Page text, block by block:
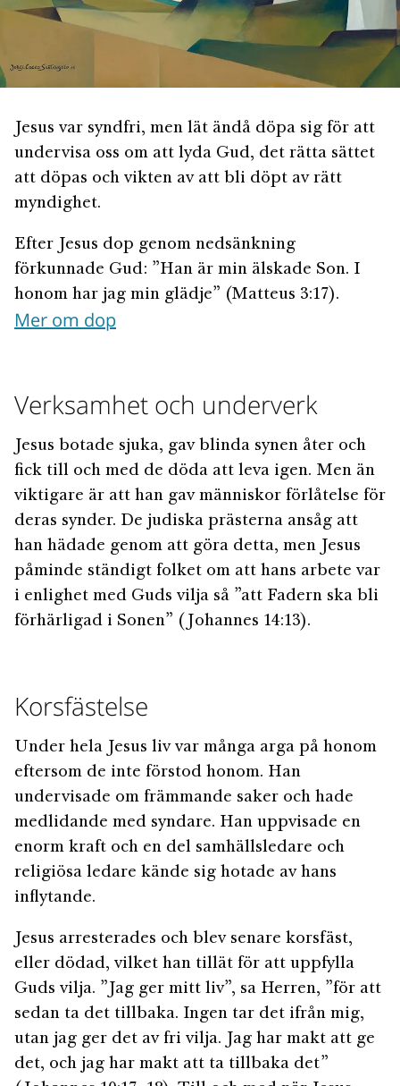
Jesus var syndfri, men lät ändå döpa sig för att
undervisa oss om att lyda Gud, det rätta sättet
att döpas och vikten av att bli döpt av rätt
myndighet.
Efter Jesus dop genom nedsänkning
förkunnade Gud: ”Han är min älskade Son. I
honom har jag min glädje” (Matteus 3:17).
Mer om dop
Verksamhet och underverk
Jesus botade sjuka, gav blinda synen åter och
fick till och med de döda att leva igen. Men än
viktigare är att han gav människor förlåtelse för
deras synder. De judiska prästerna ansåg att
han hädade genom att göra detta, men Jesus
påminde ständigt folket om att hans arbete var
i enlighet med Guds vilja så ”att Fadern ska bli
förhärligad i Sonen” (Johannes 14:13).
Korsfästelse
Under hela Jesus liv var många arga på honom
eftersom de inte förstod honom. Han
undervisade om främmande saker och hade
medlidande med syndare. Han uppvisade en
enorm kraft och en del samhällsledare och
religiösa ledare kände sig hotade av hans
inflytande.
Jesus arresterades och blev senare korsfäst,
eller dödad, vilket han tillät för att uppfylla
Guds vilja. ”Jag ger mitt liv”, sa Herren, ”för att
sedan ta det tillbaka. Ingen tar det ifrån mig,
utan jag ger det av fri vilja. Jag har makt att ge
det, och jag har makt att ta tillbaka det”